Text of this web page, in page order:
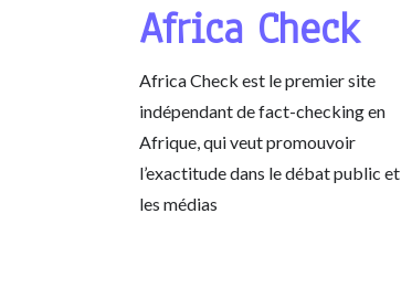
Africa Check
Africa Check est le premier site
indépendant de fact-checking en
Afrique, qui veut promouvoir
l’exactitude dans le débat public et
les médias